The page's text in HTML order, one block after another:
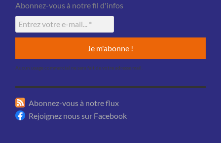
Abonnez-vous à notre fil d'infos
Aucun usage commercial ne sera fait de votre adresse mail.
Abonnez-vous à notre flux
Rejoignez nous sur Facebook